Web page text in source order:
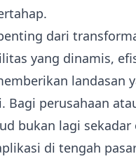
dari
yang dinamis,
landasan
perusahaan
bukan lagi
di tengah